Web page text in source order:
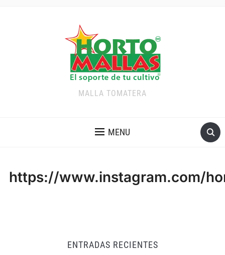
MALLA TOMATERA
MENU
https://www.instagram.com/
ENTRADAS RECIENTES